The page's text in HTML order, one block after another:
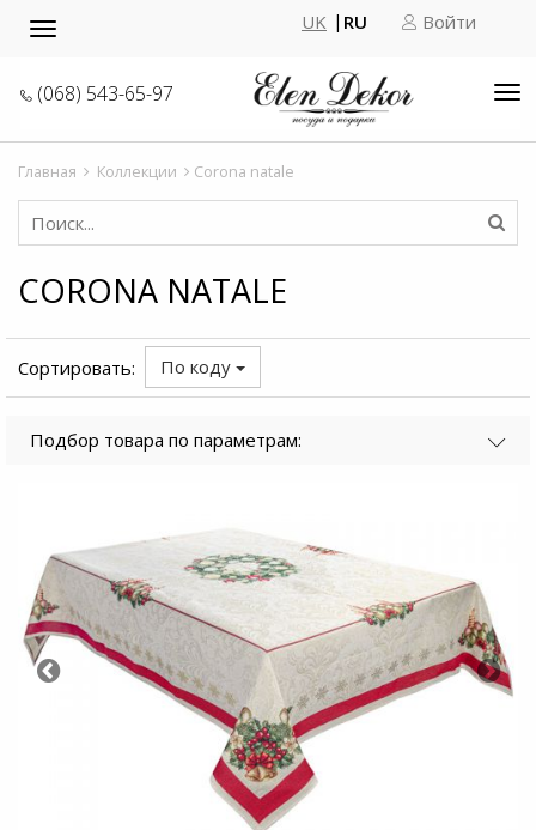
Toggle
UK RU Войти
(068) 543-65-97
Главная Коллекции Corona natale
CORONA NATALE
Сортировать: По коду
Подбор товара по параметрам: